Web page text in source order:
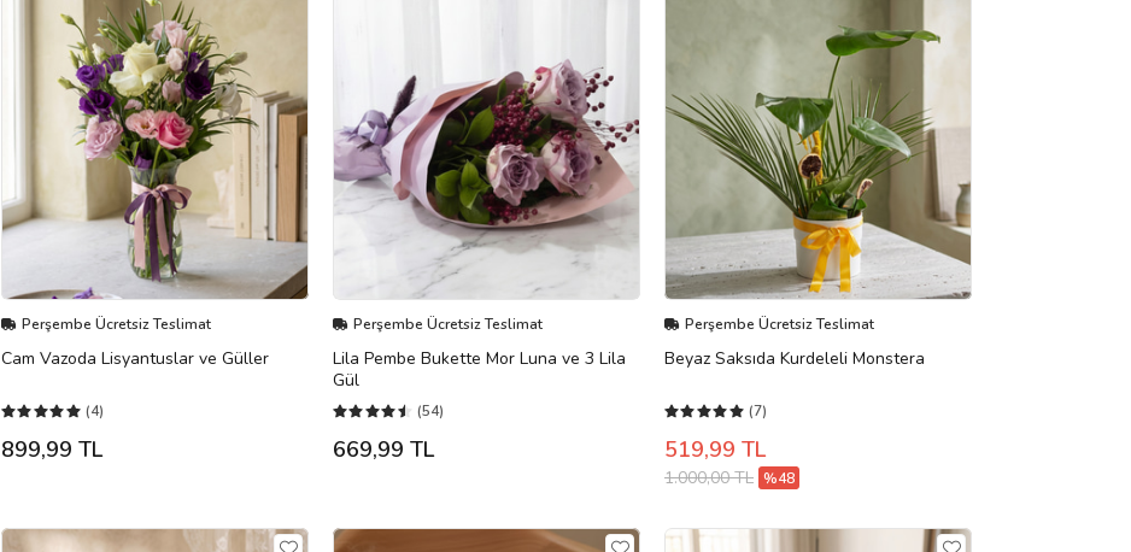
Perşembe Ücretsiz Teslimat
Cam Vazoda Lisyantuslar ve Güller
(4)
899,99 TL
Perşembe Ücretsiz Teslimat
Lila Pembe Bukette Mor Luna ve 3 Lila
Gül
(54)
669,99 TL
Perşembe Ücretsiz Teslimat
Beyaz Saksıda Kurdeleli Monstera
(7)
519,99 TL
1.000,00 TL %48